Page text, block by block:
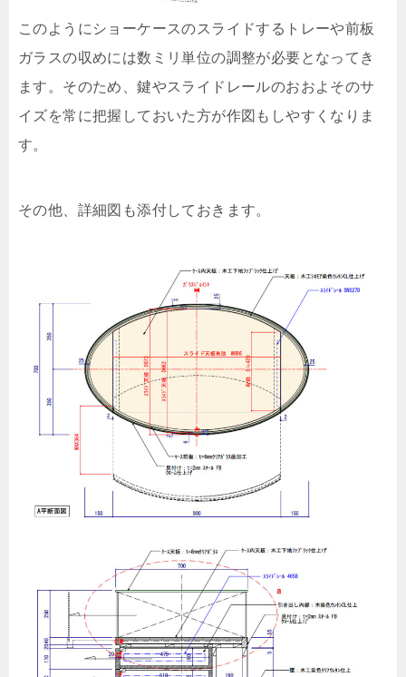
このようにショーケースのスライドするトレーや前板
ガラスの収めには数ミリ単位の調整が必要となってき
ます。そのため、鍵やスライドレールのおおよそのサ
イズを常に把握しておいた方が作図もしやすくなりま
す。
その他、詳細図も添付しておきます。